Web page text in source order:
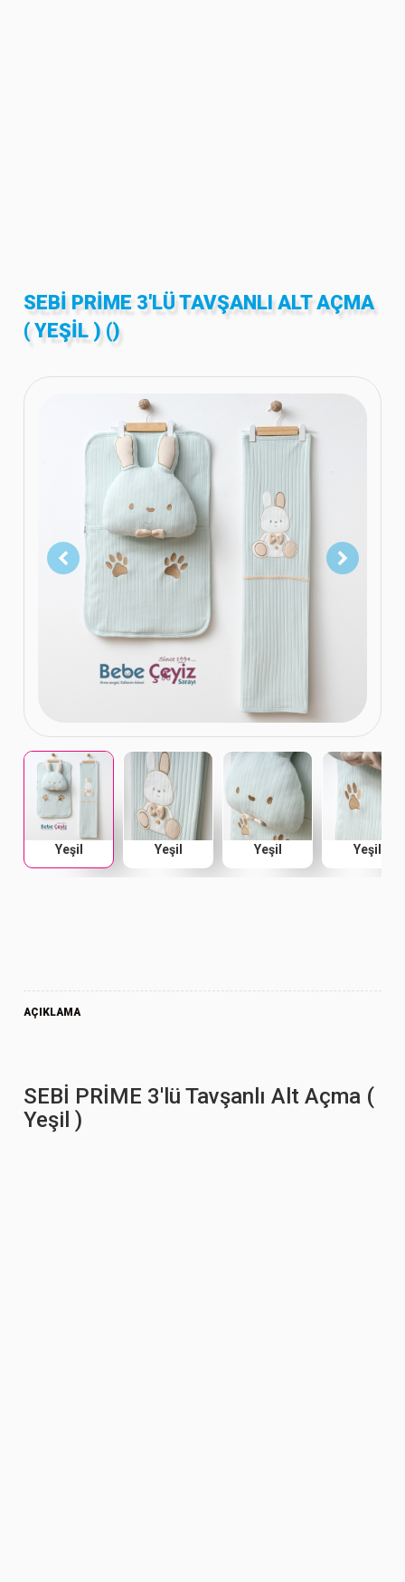
SEBİ PRİME 3'LÜ TAVŞANLI ALT AÇMA
( YEŞIL ) ()
Yeşil Yeşil Yeşil Yeşil
AÇIKLAMA
SEBİ PRİME 3'lü Tavşanlı Alt Açma (
Yeşil )